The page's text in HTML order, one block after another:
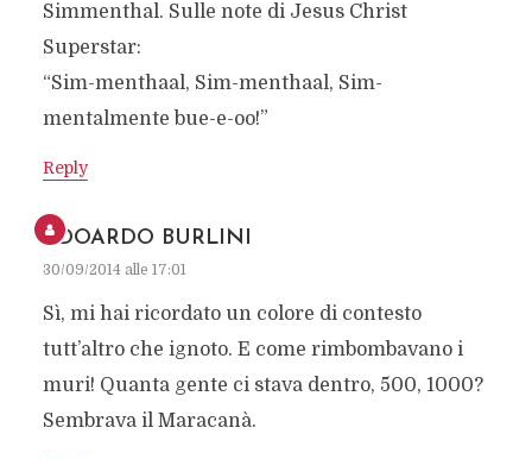
Simmenthal. Sulle note di Jesus Christ
Superstar:
“Sim-menthaal, Sim-menthaal, Sim-
mentalmente bue-e-oo!”
Reply
EDOARDO BURLINI
30/09/2014 alle 17:01
Sì, mi hai ricordato un colore di contesto
tutt’altro che ignoto. E come rimbombavano i
muri! Quanta gente ci stava dentro, 500, 1000?
Sembrava il Maracanà.